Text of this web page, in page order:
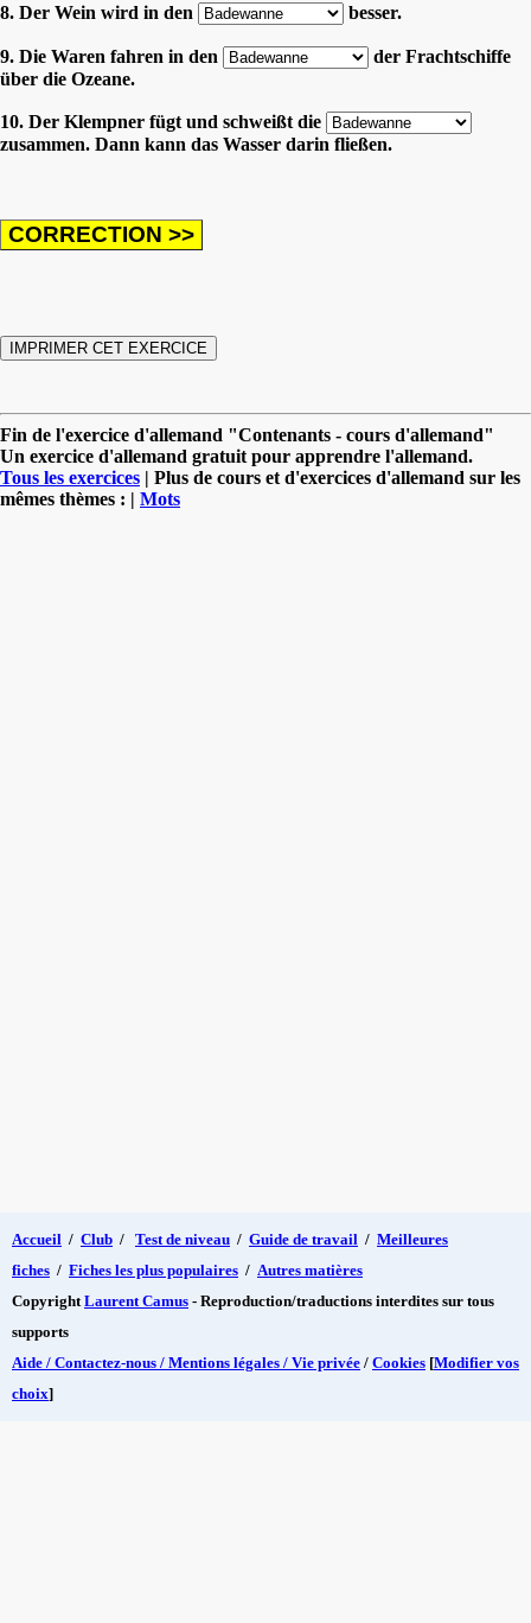
8. Der Wein wird in den besser.
9. Die Waren fahren in den
der Frachtschiffe
über die Ozeane.
10. Der Klempner fügt und schweißt die
zusammen. Dann kann das Wasser darin fließen.
Fin de l'exercice d'allemand "Contenants - cours d'allemand"
Un exercice d'allemand gratuit pour apprendre l'allemand.
Tous les exercices | Plus de cours et d'exercices d'allemand sur les
mêmes thèmes : | Mots
Accueil / Club / Test de niveau / Guide de travail / Meilleures
fiches / Fiches les plus populaires / Autres matières
Copyright Laurent Camus - Reproduction/traductions interdites sur tous
supports
Aide / Contactez-nous / Mentions légales / Vie privée / Cookies [Modifier vos
choix]